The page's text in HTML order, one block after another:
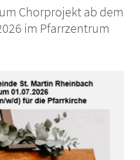
Chorprojekt ab dem
im Pfarrzentrum